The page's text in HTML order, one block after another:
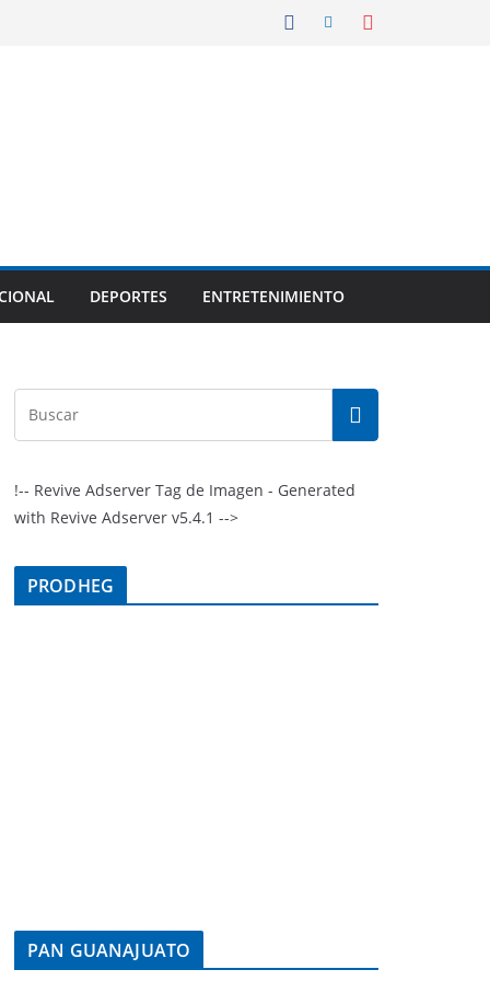
DEPORTES ENTRETENIMIENTO
!-- Revive Adserver Tag de Imagen - Generated
with Revive Adserver v5.4.1 -->
PRODHEG
PAN GUANAJUATO